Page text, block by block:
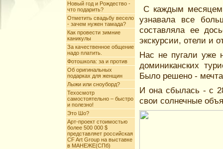
Новый год и Рождество -
что подарить?
Отметить свадьбу весело
- зачем нужен тамада?
Как провести зимние
каникулы
За качественное общение
надо платить.
Фотошкола: за и против
Об оригинальных
подарках для женщин
Лыжи или сноуборд?
Техосмотр
самостоятельно – быстро
и полезно!
Это Шо?
Арт-проект стоимостью
более 500 000 $
представляет российская
CF Art Group на выставке
в МАНЕЖЕ(СПб)
С каждым
узнавала все
составляла ее
экскурсии, отели и
Нас не пугали уже
доминиканских
Было решено -
И она сбылась - с
свои солнечные